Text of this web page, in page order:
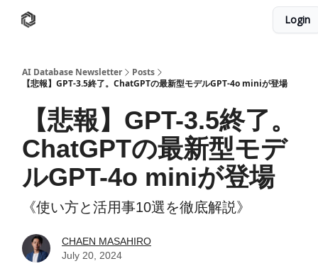
Login
AI Database Newsletter
Posts
【悲報】GPT-3.5終了。ChatGPTの最新型モデルGPT-4o miniが登場
【悲報】GPT-3.5終了。
ChatGPTの最新型モデ
ルGPT-4o miniが登場
《使い方と活用事10選を徹底解説》
CHAEN MASAHIRO
July 20, 2024